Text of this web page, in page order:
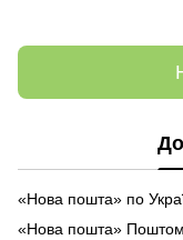
«Нова пошта» по
«Нова пошта»